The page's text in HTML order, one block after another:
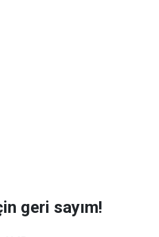
geri sayım!